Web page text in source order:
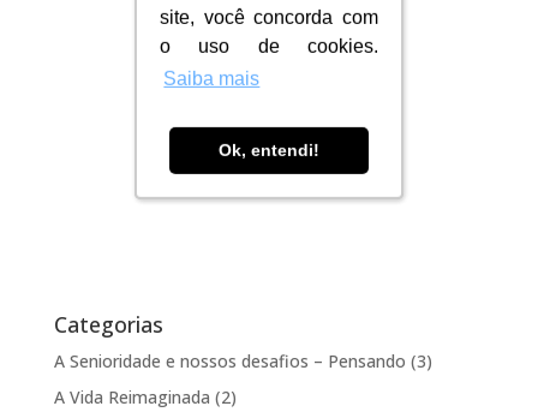
site, você concorda com
o uso de cookies.
Saiba mais
Ok, entendi!
site, você concorda com
o uso de cookies.
Saiba mais
Ok, entendi!
Categorias
A Senioridade e nossos desafios – Pensando (3)
A Vida Reimaginada (2)